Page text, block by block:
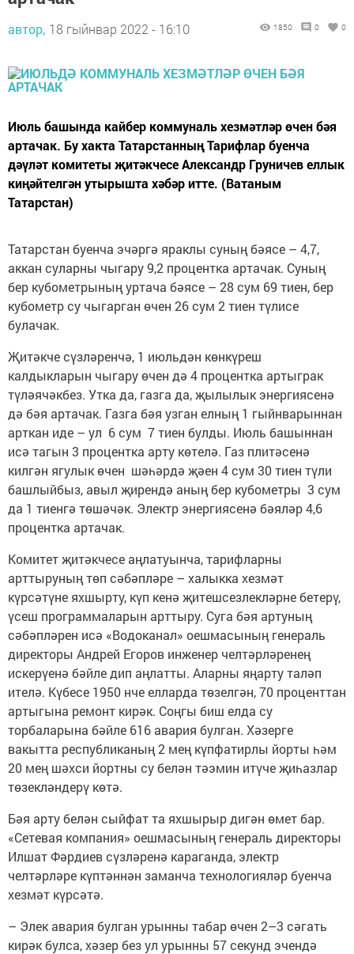
автор, 18 гыйнвар 2022 - 16:10 1850 0 0
Июль башында кайбер коммуналь хезмәтләр өчен бәя
артачак. Бу хакта Татарстанның Тарифлар буенча
дәүләт комитеты җитәкчесе Александр Груничев еллык
киңәйтелгән утырышта хәбәр итте. (Ватаным
Татарстан)
Татарстан буенча эчәргә яраклы суның бәясе – 4,7,
аккан суларны чыгару 9,2 процентка артачак. Суның
бер кубометрының уртача бәясе – 28 сум 69 тиен, бер
кубометр су чыгарган өчен 26 сум 2 тиен түлисе
булачак.
Җитәкче сүзләренчә, 1 июльдән көнкүреш
калдыкларын чыгару өчен дә 4 процентка артыграк
түләячәкбез. Утка да, газга да, җылылык энергиясенә
дә бәя артачак. Газга бәя узган елның 1 гыйнварыннан
арткан иде – ул 6 сум 7 тиен булды. Июль башыннан
исә тагын 3 процентка арту көтелә. Газ плитәсенә
килгән ягулык өчен шәһәрдә җәен 4 сум 30 тиен түли
башлыйбыз, авыл җирендә аның бер кубометры 3 сум
да 1 тиенгә төшәчәк. Электр энергиясенә бәяләр 4,6
процентка артачак.
Комитет җитәкчесе аңлатуынча, тарифларны
арттыруның төп сәбәпләре – халыкка хезмәт
күрсәтүне яхшырту, күп кенә җитешсезлекләрне бетерү,
үсеш программаларын арттыру. Суга бәя артуның
сәбәпләрен исә «Водоканал» оешмасының генераль
директоры Андрей Егоров инженер челтәрләренең
искерүенә бәйле дип аңлатты. Аларны яңарту таләп
ителә. Күбесе 1950 нче елларда төзелгән, 70 проценттан
артыгына ремонт кирәк. Соңгы биш елда су
торбаларына бәйле 616 авария булган. Хәзерге
вакытта республиканың 2 мең күпфатирлы йорты һәм
20 мең шәхси йортны су белән тәэмин итүче җиһазлар
төзекләндерү көтә.
Бәя арту белән сыйфат та яхшырыр дигән өмет бар.
«Сетевая компания» оешмасының генераль директоры
Илшат Фәрдиев сүзләренә караганда, электр
челтәрләре күптәннән заманча технологияләр буенча
хезмәт күрсәтә.
– Элек авария булган урынны табар өчен 2–3 сәгать
кирәк булса, хәзер без ул урынны 57 секунд эчендә